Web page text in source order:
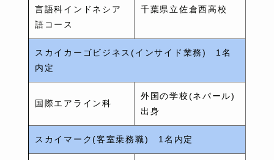
言語科インドネシア
語コース
千葉県立佐倉西高校
スカイカーゴビジネス(インサイド業務) 1名
内定
国際エアライン科
外国の学校(ネパール)
出身
スカイマーク(客室乗務職) 1名内定